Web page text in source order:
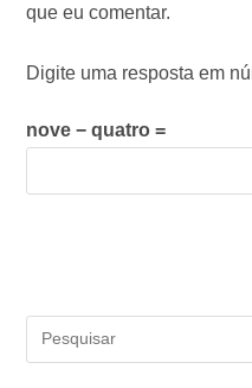
que eu comentar.
Digite uma resposta em
nove − quatro =